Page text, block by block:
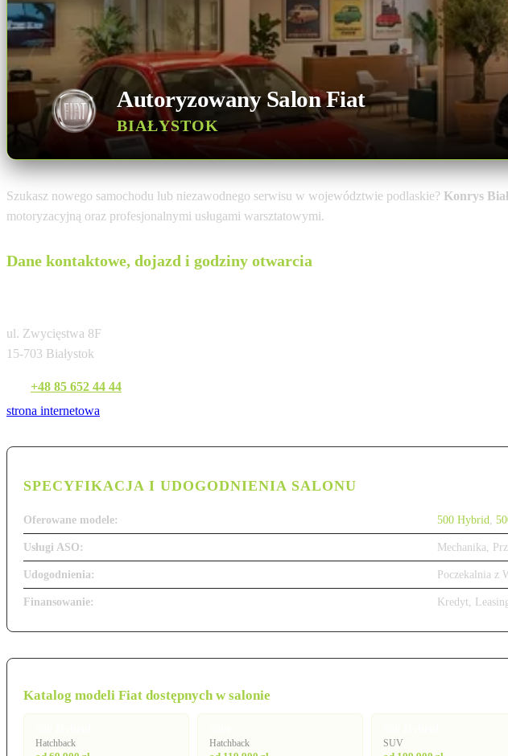
Autoryzowany Salon Fiat
BIAŁYSTOK
Szukasz nowego samochodu lub niezawodnego serwisu w województwie podlaskie? Konrys
motoryzacyjną oraz profesjonalnymi usługami warsztatowymi.
Dane kontaktowe, dojazd i godziny otwarcia
ul. Zwycięstwa 8F
15-703 Białystok
+48 85 652 44 44
strona internetowa
SPECYFIKACJA I UDOGODNIENIA SALONU
Oferowane modele: 500 Hybrid
Usługi ASO: Mechanika,
Udogodnienia: Poczekalnia z
Finansowanie: Kredyt,
Katalog modeli Fiat dostępnych w salonie
Hatchback Hatchback SUV